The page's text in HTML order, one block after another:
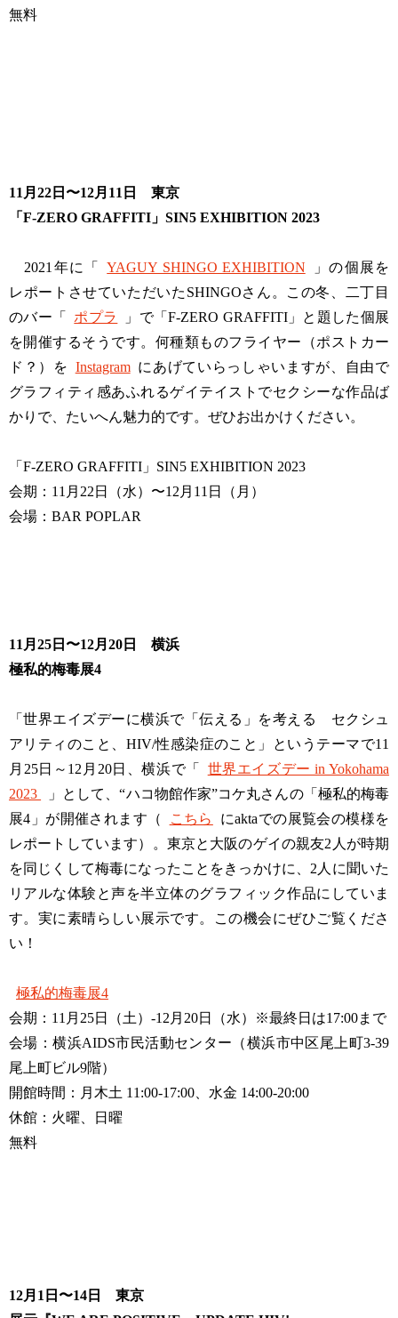
無料
11月22日〜12月11日 東京
「F-ZERO GRAFFITI」SIN5 EXHIBITION 2023
2021年に「 YAGUY SHINGO EXHIBITION
」の個展を
レポートさせていただいたSHINGOさん。この冬、二丁目
のバー「
ポプラ
」で「F-ZERO GRAFFITI」と題した個展
を開催するそうです。何種類ものフライヤー（ポストカー
ド？）を Instagram にあげていらっしゃいますが、自由で
グラフィティ感あふれるゲイテイストでセクシーな作品ば
かりで、たいへん魅力的です。ぜひお出かけください。
「F-ZERO GRAFFITI」SIN5 EXHIBITION 2023
会期：11月22日（水）〜12月11日（月）
会場：BAR POPLAR
11月25日〜12月20日 横浜
極私的梅毒展4
「世界エイズデーに横浜で「伝える」を考える セクシュ
アリティのこと、HIV/性感染症のこと」というテーマで11
月25日～12月20日、横浜で「
世界エイズデー in Yokohama
2023
」として、“ハコ物館作家”コケ丸さんの「極私的梅毒
展4」が開催されます（
こちら
にaktaでの展覧会の模様を
レポートしています）。東京と大阪のゲイの親友2人が時期
を同じくして梅毒になったことをきっかけに、2人に聞いた
リアルな体験と声を半立体のグラフィック作品にしていま
す。実に素晴らしい展示です。この機会にぜひご覧くださ
い！
極私的梅毒展4
会期：11月25日（土）-12月20日（水）※最終日は17:00まで
会場：横浜AIDS市民活動センター（横浜市中区尾上町3-39
尾上町ビル9階）
開館時間：月木土 11:00-17:00、水金 14:00-20:00
休館：火曜、日曜
無料
12月1日〜14日 東京